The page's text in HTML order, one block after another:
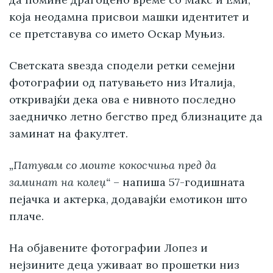
која неодамна присвои машки идентитет и
се претставува со името Оскар Муњиз.
Светската ѕвезда сподели ретки семејни
фотографии од патувањето низ Италија,
откривајќи дека ова е нивното последно
заедничко летно бегство пред близнаците да
заминат на факултет.
„Патувам со моите кокосчиња пред да
заминат на колеџ“ – напиша 57-годишната
пејачка и актерка, додавајќи емотикон што
плаче.
На објавените фотографии Лопез и
нејзините деца уживаат во прошетки низ